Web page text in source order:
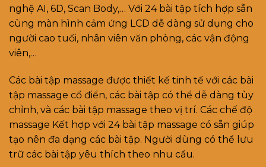
nghệ AI, 6D, Scan Body,… Với 24 bài tập tích hợp sẵn
cùng màn hình cảm ứng LCD dễ dàng sử dụng cho
người cao tuổi, nhân viên văn phòng, các vận động
viên,…
Các bài tập massage được thiết kế tinh tế với các bài
tập massage cổ điển, các bài tập có thể dễ dàng tùy
chỉnh, và các bài tập massage theo vị trí. Các chế độ
massage Kết hợp với 24 bài tập massage có sẵn giúp
tạo nên đa dạng các bài tập. Người dùng có thể lưu
trữ các bài tập yêu thích theo nhu cầu.